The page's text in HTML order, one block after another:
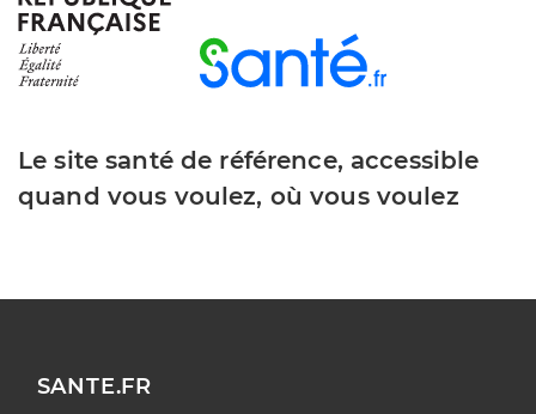
Le site santé de référence, accessible
quand vous voulez, où vous voulez
SANTE.FR